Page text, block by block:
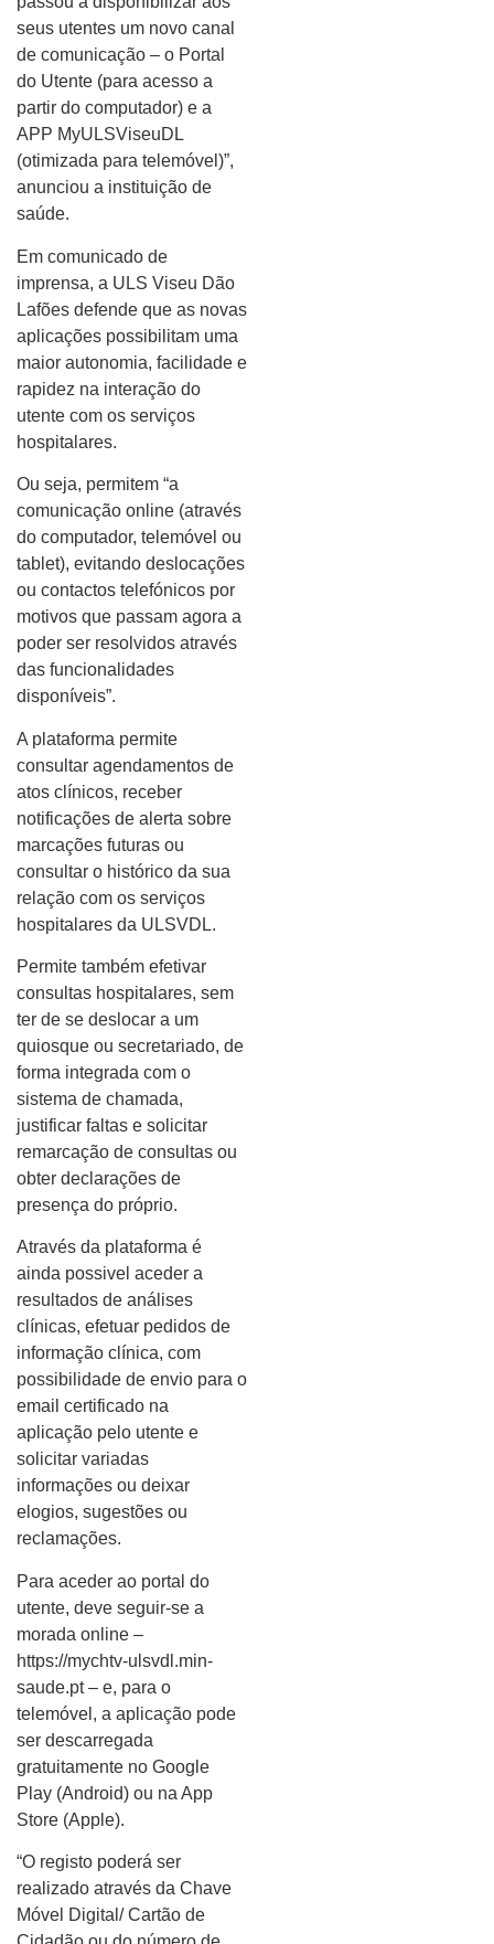
seus utentes um novo canal
de comunicação – o Portal
do Utente (para acesso a
partir do computador) e a
APP MyULSViseuDL
(otimizada para telemóvel)”,
anunciou a instituição de
saúde.
Em comunicado de
imprensa, a ULS Viseu Dão
Lafões defende que as novas
aplicações possibilitam uma
maior autonomia, facilidade e
rapidez na interação do
utente com os serviços
hospitalares.
Ou seja, permitem “a
comunicação online (através
do computador, telemóvel ou
tablet), evitando deslocações
ou contactos telefónicos por
motivos que passam agora a
poder ser resolvidos através
das funcionalidades
disponíveis”.
A plataforma permite
consultar agendamentos de
atos clínicos, receber
notificações de alerta sobre
marcações futuras ou
consultar o histórico da sua
relação com os serviços
hospitalares da ULSVDL.
Permite também efetivar
consultas hospitalares, sem
ter de se deslocar a um
quiosque ou secretariado, de
forma integrada com o
sistema de chamada,
justificar faltas e solicitar
remarcação de consultas ou
obter declarações de
presença do próprio.
Através da plataforma é
ainda possivel aceder a
resultados de análises
clínicas, efetuar pedidos de
informação clínica, com
possibilidade de envio para o
email certificado na
aplicação pelo utente e
solicitar variadas
informações ou deixar
elogios, sugestões ou
reclamações.
Para aceder ao portal do
utente, deve seguir-se a
morada online –
https://mychtv-ulsvdl.min-
saude.pt – e, para o
telemóvel, a aplicação pode
ser descarregada
gratuitamente no Google
Play (Android) ou na App
Store (Apple).
“O registo poderá ser
realizado através da Chave
Móvel Digital/ Cartão de